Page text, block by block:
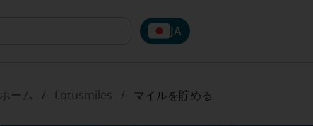
JA
ホーム Lotusmiles マイルを貯める